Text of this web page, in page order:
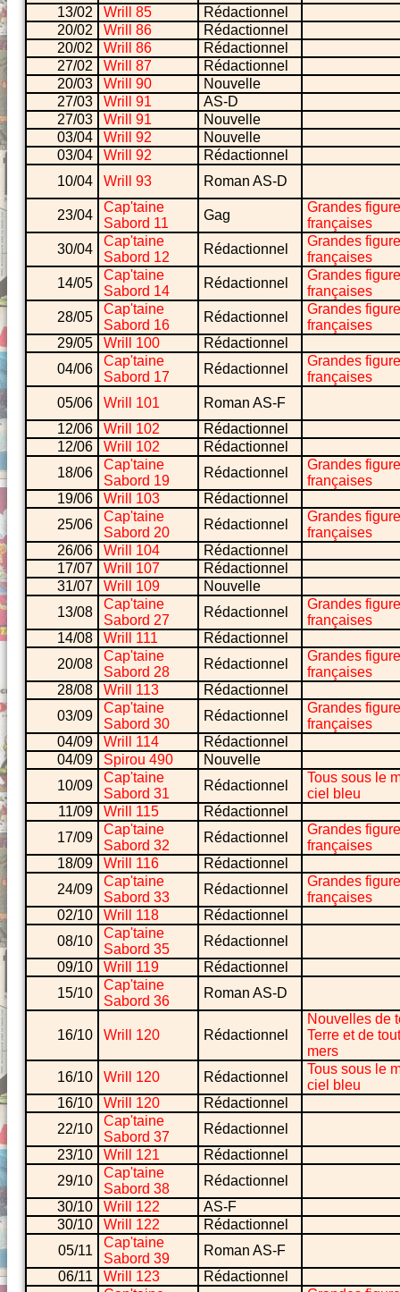
13/02
Wrill 85
Rédactionnel
20/02
Wrill 86
Rédactionnel
20/02
Wrill 86
Rédactionnel
27/02
Wrill 87
Rédactionnel
20/03
Wrill 90
Nouvelle
27/03
Wrill 91
AS-D
27/03
Wrill 91
Nouvelle
03/04
Wrill 92
Nouvelle
03/04
Wrill 92
Rédactionnel
10/04
Wrill 93 Roman AS-D
23/04
Cap'taine
Sabord 11
Gag
Grandes
françaises
30/04
Cap'taine
Sabord 12
Rédactionnel
Grandes
françaises
14/05
Cap'taine
Sabord 14
Rédactionnel
Grandes
françaises
28/05
Cap'taine
Sabord 16
Rédactionnel
Grandes
françaises
29/05
Wrill 100
Rédactionnel
04/06
Cap'taine
Sabord 17
Rédactionnel
Grandes
françaises
05/06
Wrill 101
Roman AS-F
12/06
Wrill 102
Rédactionnel
12/06
Wrill 102
Rédactionnel
18/06
Cap'taine
Sabord 19
Rédactionnel
Grandes
françaises
19/06
Wrill 103
Rédactionnel
25/06
Cap'taine
Sabord 20
Rédactionnel
Grandes
françaises
26/06
Wrill 104
Rédactionnel
17/07
Wrill 107
Rédactionnel
31/07
Wrill 109
Nouvelle
13/08
Cap'taine
Sabord 27
Rédactionnel
Grandes
françaises
14/08
Wrill 111
Rédactionnel
20/08
Cap'taine
Sabord 28
Rédactionnel
Grandes
françaises
28/08
Wrill 113
Rédactionnel
03/09
Cap'taine
Sabord 30
Rédactionnel
Grandes
françaises
04/09
Wrill 114
Rédactionnel
04/09
Spirou 490
Nouvelle
10/09
Cap'taine
Sabord 31
Rédactionnel
Tous sous le
ciel bleu
11/09
Wrill 115
Rédactionnel
17/09
Cap'taine
Sabord 32
Rédactionnel
Grandes
françaises
18/09
Wrill 116
Rédactionnel
24/09
Cap'taine
Sabord 33
Rédactionnel
Grandes
françaises
02/10
Wrill 118
Rédactionnel
08/10
Cap'taine
Sabord 35
Rédactionnel
09/10
Wrill 119
Rédactionnel
15/10
Cap'taine
Sabord 36
Roman AS-D
16/10 Wrill 120 Rédactionnel
Nouvelles de
Terre et de
mers
16/10
Wrill 120 Rédactionnel
Tous sous le
ciel bleu
16/10
Wrill 120
Rédactionnel
22/10
Cap'taine
Sabord 37
Rédactionnel
23/10
Wrill 121
Rédactionnel
29/10
Cap'taine
Sabord 38
Rédactionnel
30/10
Wrill 122
AS-F
30/10
Wrill 122
Rédactionnel
05/11
Cap'taine
Sabord 39
Roman AS-F
06/11
Wrill 123
Rédactionnel